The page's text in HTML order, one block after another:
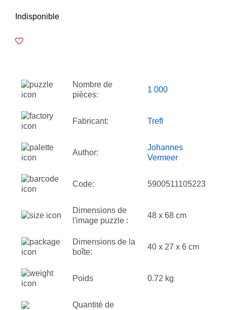
Indisponible
Nombre de
pièces:
1 000
Fabricant: Trefl
Author:
Johannes
Vermeer
Code: 5900511105223
Dimensions de
l'image puzzle :
48 x 68 cm
Dimensions de la
boîte:
40 x 27 x 6 cm
Poids 0.72 kg
Quantité de